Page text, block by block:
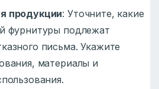
продукции: Уточните, какие
фурнитуры подлежат
письма. Укажите
материалы и